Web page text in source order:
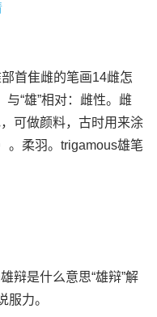
首隹雌的笔画14雌怎
“雄”相对：雌性。雌
可做颜料，古时用来涂
。柔羽。trigamous雄笔
辩是什么意思“雄辩”解
服力。